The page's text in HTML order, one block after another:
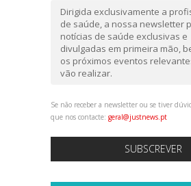
Dirigida exclusivamente a
de saúde, a nossa newsletter
notícias de saúde exclusivas e
divulgadas em primeira mão,
os próximos eventos
vão realizar.
Se não receber a newsletter ou se tiver
que nos contacte: geral@justnews.pt
SUBSCREVER